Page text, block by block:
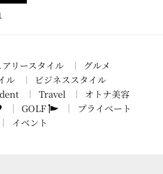
リースタイル
グルメ
ル
ビジネススタイル
Travel
オトナ美容
GOLF
プライベート
イベント